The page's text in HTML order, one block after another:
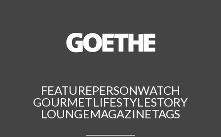
FEATUREPERSONWATCH
GOURMETLIFESTYLESTORY
LOUNGEMAGAZINETAGS